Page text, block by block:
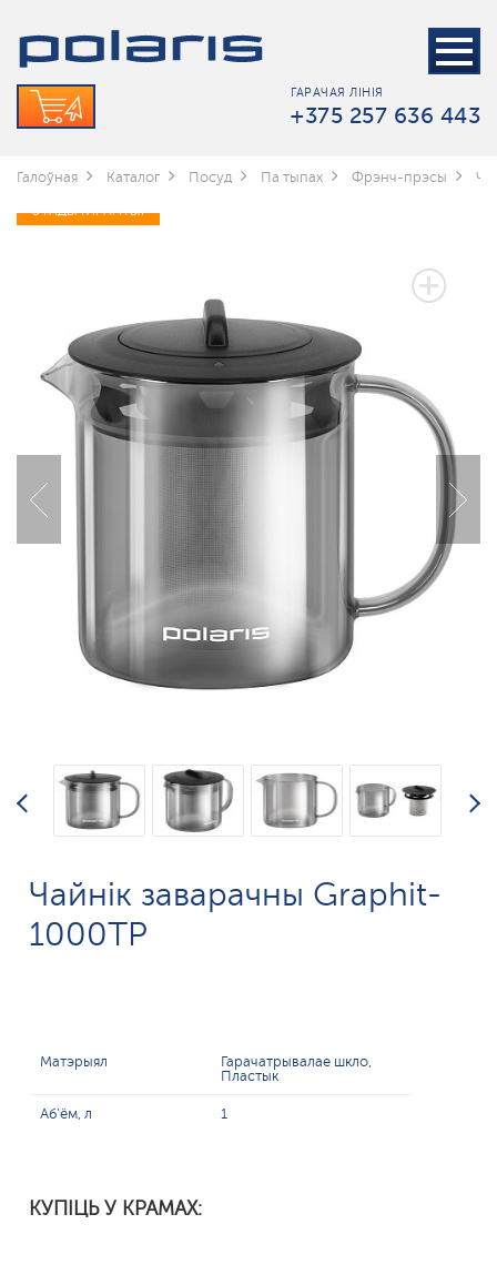
ГАРАЧАЯ ЛІНІЯ
+375 257 636 443
Галоўная Каталог Посуд Па тыпах Фрэнч-прэсы
3 ГАДЫ ГАРАНТЫІ
Чайнік заварачны Graphit-
1000TP
Матэрыял
Гарачатрывалае шкло,
Пластык
Аб'ём, л 1
КУПІЦЬ У КРАМАХ: